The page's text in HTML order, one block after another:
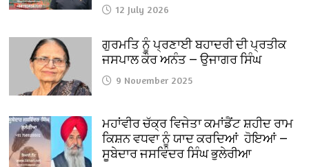
12 July 2026
ਗੁਰਮਤਿ ਨੂੰ ਪ੍ਰਣਾਈ ਬਹਾਦਰੀ ਦੀ ਪ੍ਰਤੀਕ
ਜਸਪਾਲ ਕੌਰ ਅਨੰਤ — ਉਜਾਗਰ ਸਿੰਘ
9 November 2025
ਮਹਾਂਵੀਰ ਚੱਕ੍ਰ ਵਿਜੇਤਾ ਕਮਾਂਡੈਂਟ ਸ਼ਹੀਦ ਰਾਮ
ਕਿਸ਼ਨ ਵਧਵਾ ਨੂੰ ਯਾਦ ਕਰਦਿਆਂ ਹੋਇਆਂ —
ਸੂਬੇਦਾਰ ਜਸਵਿੰਦਰ ਸਿੰਘ ਭੁਲੇਰੀਆ